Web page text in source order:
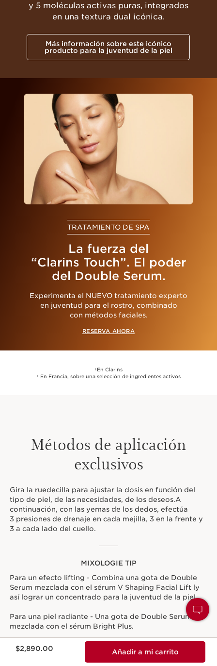
$2,890.00 Añadir a mi carrito
y 5 moléculas activas puras, integrados
en una textura dual icónica.
Más información sobre este icónico
producto para la juventud de la piel
TRATAMIENTO DE SPA
La fuerza del
“Clarins Touch”. El poder
del Double Serum.
Experimenta el NUEVO tratamiento experto
en juventud para el rostro, combinado
con métodos faciales.
RESERVA AHORA
1En Clarins
2 En Francia, sobre una selección de ingredientes activos
Métodos de aplicación
exclusivos
Gira la ruedecilla para ajustar la dosis en función del
tipo de piel, de las necesidades, de los deseos.A
continuación, con las yemas de los dedos, efectúa
3 presiones de drenaje en cada mejilla, 3 en la frente y
3 a cada lado del cuello.
MIXOLOGIE TIP
Para un efecto lifting - Combina una gota de Double
Serum mezclada con el sérum V Shaping Facial Lift ly
así lograr un concentrado para la juventud de la piel.
Para una piel radiante - Una gota de Double Serum
mezclada con el sérum Bright Plus.
Para una piel luminosa - Combina con una gota de
Double Serum con la base de maquillaje Skin Illusion y